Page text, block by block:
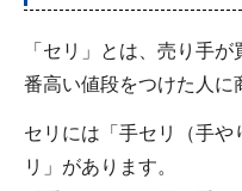
「セリ」とは、売り手
番高い値段をつけた人に
セリには「手セリ（手や
リ」があります。